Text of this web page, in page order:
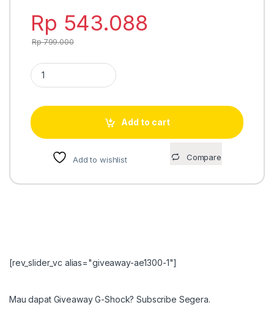
Rp 543.088
Rp799.000
Casio AQ-230A-1DMQ garansi resmi quantity
Add to cart
Add to wishlist Compare
[rev_slider_vc alias="giveaway-ae1300-1"]
Mau dapat Giveaway G-Shock? Subscribe Segera.